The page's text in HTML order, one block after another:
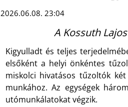
2026.06.08. 23:04
A Kossuth
Kigyulladt és teljes
elsőként a helyi önkéntes
miskolci hivatásos tűzoltók
munkához. Az egységek
utómunkálatokat végzik.